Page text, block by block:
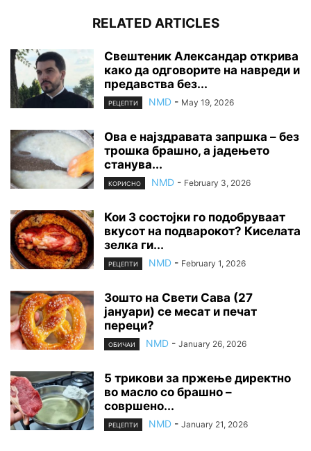
RELATED ARTICLES
Свештеник Александар открива
како да одговорите на навреди и
предавства без...
РЕЦЕПТИ NMD - May 19, 2026
Ова е најздравата запршка – без
трошка брашно, а јадењето
станува...
КОРИСНО NMD - February 3, 2026
Кои 3 состојки го подобруваат
вкусот на подварокот? Киселата
зелка ги...
РЕЦЕПТИ NMD - February 1, 2026
Зошто на Свети Сава (27
јануари) се месат и печат
переци?
ОБИЧАИ NMD - January 26, 2026
5 трикови за пржење директно
во масло со брашно –
совршено...
РЕЦЕПТИ NMD - January 21, 2026